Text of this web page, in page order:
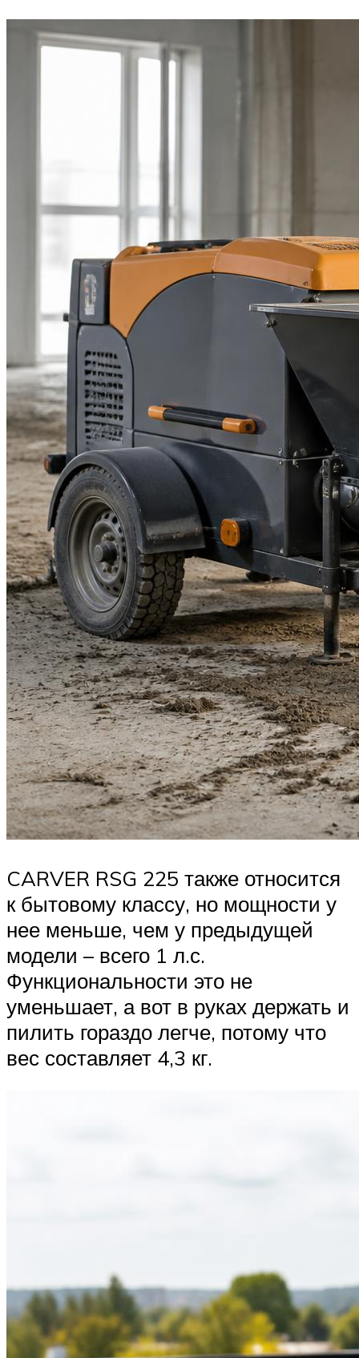
CARVER RSG 225 также относится
к бытовому классу, но мощности у
нее меньше, чем у предыдущей
модели – всего 1 л.с.
Функциональности это не
уменьшает, а вот в руках держать и
пилить гораздо легче, потому что
вес составляет 4,3 кг.